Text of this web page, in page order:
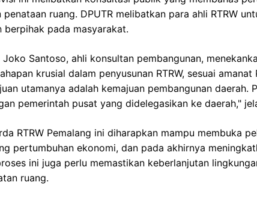
penataan ruang. DPUTR melibatkan para ahli RTRW
berpihak pada masyarakat.
Santoso, ahli konsultan pembangunan,
krusial dalam penyusunan RTRW, sesuai amanat
utamanya adalah kemajuan pembangunan daerah.
pemerintah pusat yang didelegasikan ke daerah,"
RTRW Pemalang ini diharapkan mampu membuka
pertumbuhan ekonomi, dan pada akhirnya
ini juga perlu memastikan keberlanjutan
ruang.